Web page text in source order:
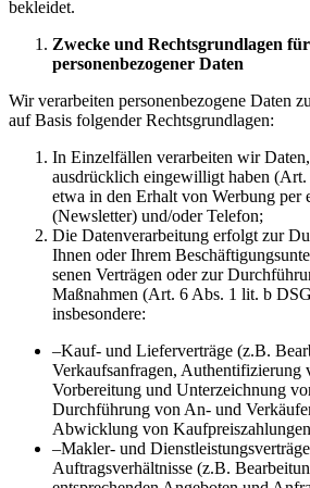
bekleidet.
Zwecke und Rechtsgrundlagen
personenbezogener Daten
Wir verar­beiten perso­nen­be­zogene Daten
auf Basis folgender Rechts­grund­lagen:
In Einzel­fällen verar­beiten wir
ausdrücklich einge­willigt haben
etwa in den Erhalt von Werbung per
(Newsletter) und/oder Telefon;
Die Daten­ver­ar­beitung erfolgt zur
Ihnen oder Ihrem
senen Verträgen oder zur
Maßnahmen (Art. 6 Abs. 1 lit. b
insbe­sondere:
–Kauf- und Liefer­ver­träge (z.B.
Verkaufsan­fragen, Authen­ti­fi­zierung
Vorbe­reitung und Unter­zeichnung
Durch­führung von An- und
Abwicklung von
–Makler- und
Auftrags­ver­hält­nisse (z.B.